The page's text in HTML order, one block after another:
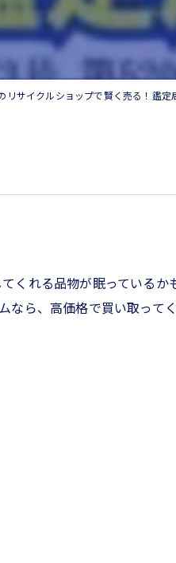
リサイクルショップで賢く売る！鑑定
くれる品物が眠っているか
ら、高価格で買い取って